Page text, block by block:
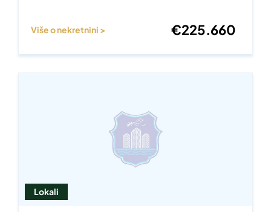
Više o nekretnini > €225.660
Lokali